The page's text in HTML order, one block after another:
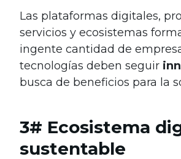
Las plataformas digitales,
servicios y ecosistemas
ingente cantidad de
tecnologías deben seguir
busca de beneficios para la
3# Ecosistema
sustentable